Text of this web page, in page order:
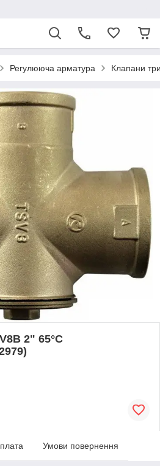
Регулююча арматура Клапани
2" 65°C
Умови повернення